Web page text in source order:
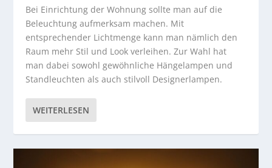
Bei Einrichtung der Wohnung sollte man auf die
Beleuchtung aufmerksam machen. Mit
entsprechender Lichtmenge kann man nämlich den
Raum mehr Stil und Look verleihen. Zur Wahl hat
man dabei sowohl gewöhnliche Hängelampen und
Standleuchten als auch stilvoll Designerlampen.
WEITERLESEN